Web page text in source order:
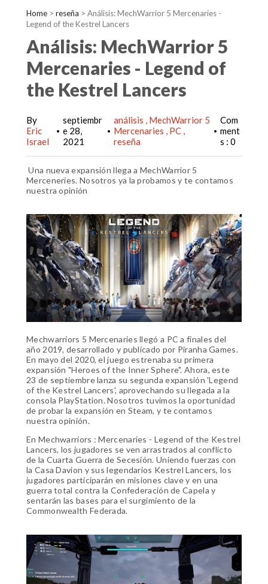
Home > reseña > Análisis: MechWarrior 5 Mercenaries -
Legend of the Kestrel Lancers
Análisis: MechWarrior 5
Mercenaries - Legend of
the Kestrel Lancers
By
Eric
Israel
•
septiembr
e 28,
2021
•
análisis
MechWarrior 5
Mercenaries
PC
reseña
•
Com
ment
s : 0
Una nueva expansión llega a MechWarrior 5
Merceneries. Nosotros ya la probamos y te contamos
nuestra opinión
Mechwarriors 5 Mercenaries llegó a PC a finales del
año 2019, desarrollado y publicado por Piranha Games.
En mayo del 2020, el juego estrenaba su primera
expansión "Heroes of the Inner Sphere". Ahora, este
23 de septiembre lanza su segunda expansión 'Legend
of the Kestrel Lancers', aprovechando su llegada a la
consola PlayStation. Nosotros tuvimos la oportunidad
de probar la expansión en Steam, y te contamos
nuestra opinión.
En Mechwarriors : Mercenaries - Legend of the Kestrel
Lancers, los jugadores se ven arrastrados al conflicto
de la Cuarta Guerra de Secesión. Uniendo fuerzas con
la Casa Davion y sus legendarios Kestrel Lancers, los
jugadores participarán en misiones clave y en una
guerra total contra la Confederación de Capela y
sentarán las bases para el surgimiento de la
Commonwealth Federada.